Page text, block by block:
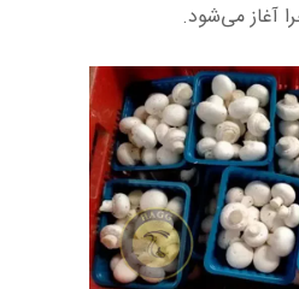
آغاز می‌شود.